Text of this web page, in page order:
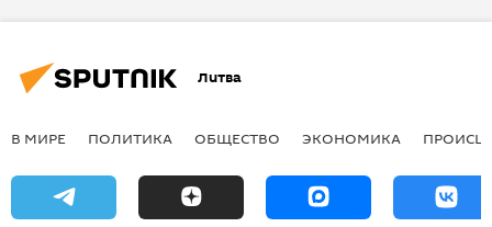
Литва
В МИРЕ ПОЛИТИКА ОБЩЕСТВО ЭКОНОМИКА